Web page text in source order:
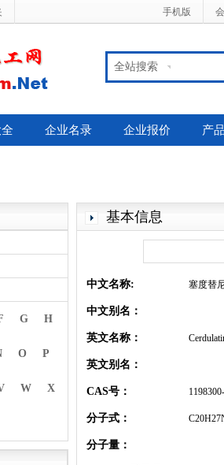
手机版
全站搜索
企业名录 企业报价 产
G H
O P
W X
基本信息
中文名称: 塞度替
中文别名：
英文名称：
英文别名：
CAS号：
分子式：
分子量：